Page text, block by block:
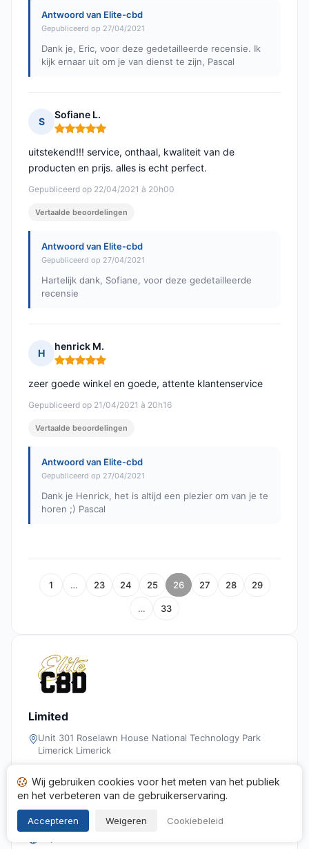
Antwoord van Elite-cbd
Gepubliceerd op 27/04/2021
Dank je, Eric, voor deze gedetailleerde recensie. Ik
kijk ernaar uit om je van dienst te zijn, Pascal
S
Sofiane L.
Opmerking: 5 van 5
Gepubliceerd op 22/04/2021 à 20h00
uitstekend!!! service, onthaal, kwaliteit van de
producten en prijs. alles is echt perfect.
Vertaalde beoordelingen
Antwoord van Elite-cbd
Gepubliceerd op 27/04/2021
Hartelijk dank, Sofiane, voor deze gedetailleerde
recensie
H
henrick M.
Opmerking: 5 van 5
Gepubliceerd op 21/04/2021 à 20h16
zeer goede winkel en goede, attente klantenservice
Vertaalde beoordelingen
Antwoord van Elite-cbd
Gepubliceerd op 27/04/2021
Dank je Henrick, het is altijd een plezier om van je te
horen ;) Pascal
1 … 23 24 25 26 27 28 29
… 33
Limited
Unit 301 Roselawn House National Technology Park
Limerick Limerick
pascal.massiani@elite-cbd.eu
88478982600022
Wij gebruiken cookies voor het meten van het publiek
en het verbeteren van de gebruikerservaring.
Accepteren Weigeren Cookiebeleid